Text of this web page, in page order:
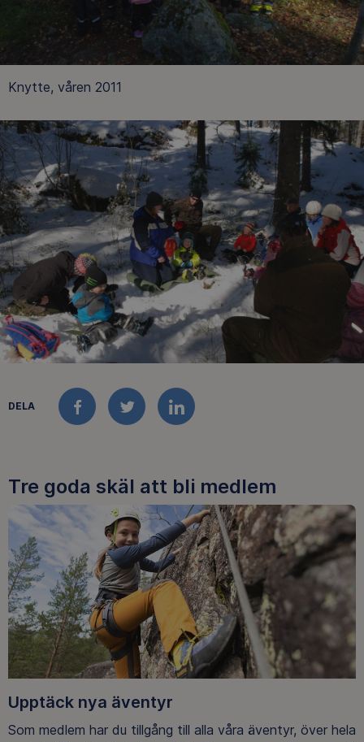
Knytte, våren 2011
DELA
FACEBOOKTWITTERLINKEDIN
Tre goda skäl att bli medlem
Upptäck nya äventyr
Som medlem har du tillgång till alla våra äventyr, över hela